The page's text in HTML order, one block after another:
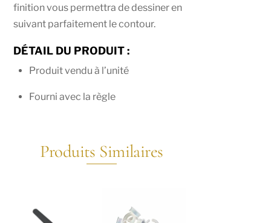
finition vous permettra de dessiner en
suivant parfaitement le contour.
DÉTAIL DU PRODUIT :
Produit vendu à l’unité
Fourni avec la règle
Produits Similaires